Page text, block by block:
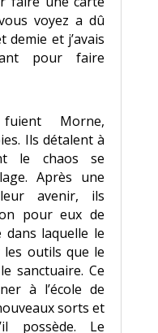
voyez a dû
et j’avais
pour faire
Morne,
Ils détalent à
le chaos se
Après une
avenir, ils
pour eux de
laquelle le
outils que le
sanctuaire. Ce
à l’école de
sorts et
possède. Le